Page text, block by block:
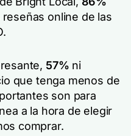
reseñas online de las
57% ni
que tenga menos de
son para
a la hora de elegir
comprar.